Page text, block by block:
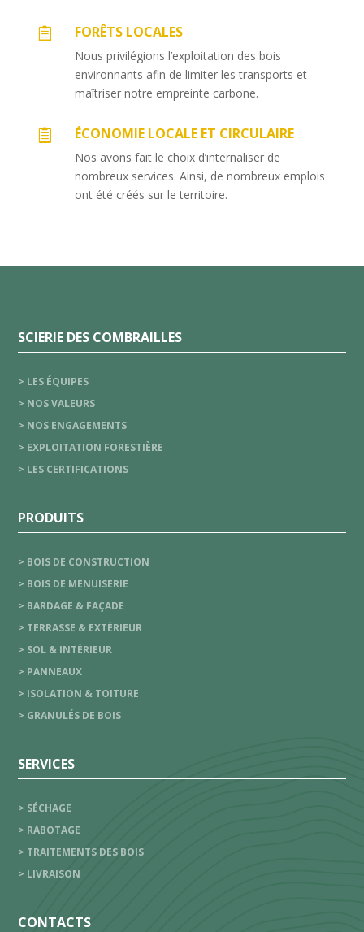
 FORÊTS LOCALES
Nous privilégions l’exploitation des bois
environnants afin de limiter les transports et
maîtriser notre empreinte carbone.
 ÉCONOMIE LOCALE ET CIRCULAIRE
Nos avons fait le choix d’internaliser de
nombreux services. Ainsi, de nombreux emplois
ont été créés sur le territoire.
SCIERIE DES COMBRAILLES
> LES ÉQUIPES
> NOS VALEURS
> NOS ENGAGEMENTS
> EXPLOITATION FORESTIÈRE
> LES CERTIFICATIONS
PRODUITS
> BOIS DE CONSTRUCTION
> BOIS DE MENUISERIE
> BARDAGE & FAÇADE
> TERRASSE & EXTÉRIEUR
> SOL & INTÉRIEUR
> PANNEAUX
> ISOLATION & TOITURE
> GRANULÉS DE BOIS
SERVICES
> SÉCHAGE
> RABOTAGE
> TRAITEMENTS DES BOIS
> LIVRAISON
CONTACTS